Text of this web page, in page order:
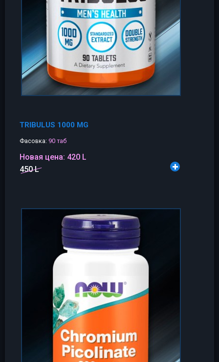
TRIBULUS 1000 MG
Фасовка: 90 таб
Новая цена: 420 L
450 L